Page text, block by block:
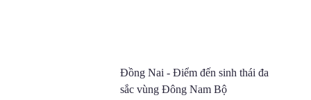
Ðồng Nai - Ðiểm đến sinh thái
đa sắc vùng Ðông Nam Bộ